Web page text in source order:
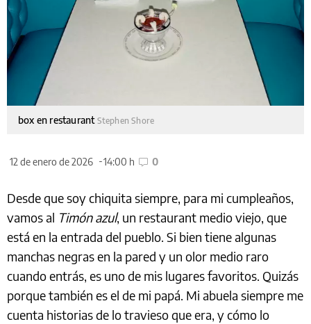
box en restaurant Stephen Shore
12 de enero de 2026 14:00 h 0
Desde que soy chiquita siempre, para mi cumpleaños,
vamos al Timón azul, un restaurant medio viejo, que
está en la entrada del pueblo. Si bien tiene algunas
manchas negras en la pared y un olor medio raro
cuando entrás, es uno de mis lugares favoritos. Quizás
porque también es el de mi papá. Mi abuela siempre me
cuenta historias de lo travieso que era, y cómo lo